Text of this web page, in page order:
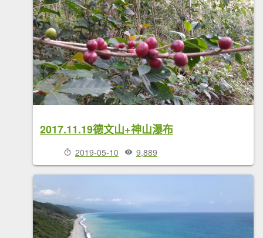
2017.11.19德文山+神山瀑布
2019-05-10 9,889